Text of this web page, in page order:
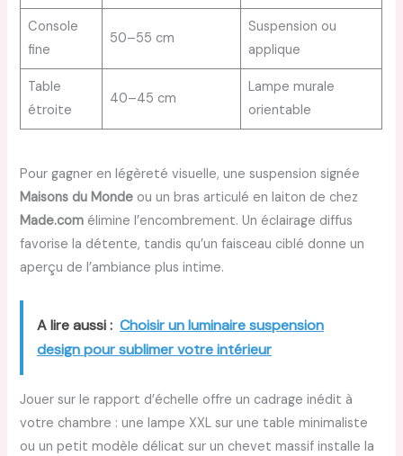
Console
fine
50–55 cm
Suspension ou
applique
Table
étroite
40–45 cm
Lampe murale
orientable
Pour gagner en légèreté visuelle, une suspension signée
Maisons du Monde ou un bras articulé en laiton de chez
Made.com élimine l’encombrement. Un éclairage diffus
favorise la détente, tandis qu’un faisceau ciblé donne un
aperçu de l’ambiance plus intime.
A lire aussi : Choisir un luminaire suspension
design pour sublimer votre intérieur
Jouer sur le rapport d’échelle offre un cadrage inédit à
votre chambre : une lampe XXL sur une table minimaliste
ou un petit modèle délicat sur un chevet massif installe la